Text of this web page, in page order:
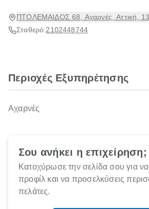
ΠΤΟΛΕΜΑΙΔΟΣ 68, Αχαρνές, Αττική,
Σταθερό:2102448744
Περιοχές Εξυπηρέτησης
Αχαρνές
Σου ανήκει η επιχείρηση;
Κατοχύρωσε την σελίδα σου για να
προφίλ και να προσελκύσεις
πελάτες.